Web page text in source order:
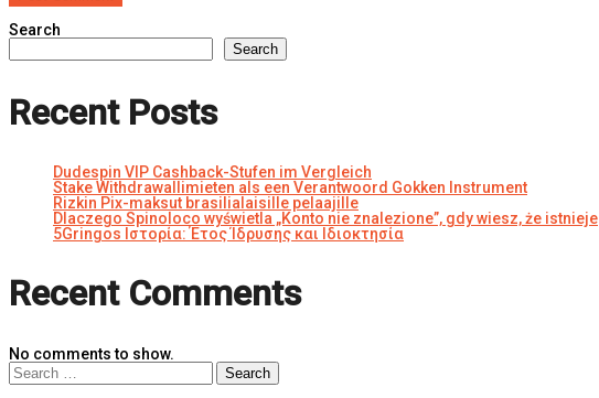
Search
Search
Recent Posts
Dudespin VIP Cashback-Stufen im Vergleich
Stake Withdrawallimieten als een Verantwoord Gokken Instrument
Rizkin Pix-maksut brasilialaisille pelaajille
Dlaczego Spinoloco wyświetla „Konto nie znalezione”, gdy wiesz, że istnieje
5Gringos Ιστορία: Έτος Ίδρυσης και Ιδιοκτησία
Recent Comments
No comments to show.
Search
for: